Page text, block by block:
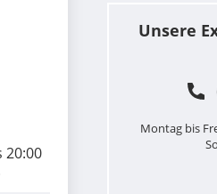
Unsere
Montag bis
20:00